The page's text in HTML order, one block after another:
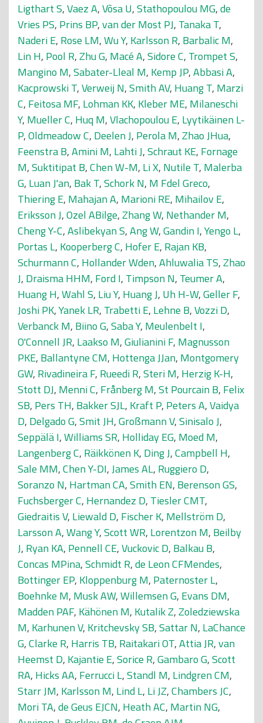
Ligthart S,Vaez A,Võsa U,Stathopoulou MG,de
Vries PS, Prins BP,van der Most PJ, Tanaka T,
Naderi E, Rose LM,Wu Y, Karlsson R, Barbalic M,
Lin H, Pool R,Zhu G, Macé A,Sidore C, Trompet S,
Mangino M,Sabater-Lleal M, Kemp JP,Abbasi A,
Kacprowski T,Verweij N,Smith AV, Huang T, Marzi
C, Feitosa MF, Lohman KK, Kleber ME, Milaneschi
Y, Mueller C, Huq M,Vlachopoulou E, Lyytikäinen L-
P,Oldmeadow C, Deelen J, Perola M,Zhao JHua,
Feenstra B,Amini M, Lahti J,Schraut KE, Fornage
M,Suktitipat B,Chen W-M, Li X, Nutile T, Malerba
G, Luan J'an, Bak T,Schork N, M Fdel Greco,
Thiering E, Mahajan A, Marioni RE, Mihailov E,
Eriksson J,Ozel ABilge,Zhang W, Nethander M,
Cheng Y-C,Aslibekyan S,Ang W,Gandin I,Yengo L,
Portas L, Kooperberg C, Hofer E, Rajan KB,
Schurmann C, Hollander Wden,Ahluwalia TS,Zhao
J, Draisma HHM, Ford I, Timpson N, Teumer A,
Huang H,Wahl S, Liu Y, Huang J, Uh H-W,Geller F,
Joshi PK,Yanek LR, Trabetti E, Lehne B,Vozzi D,
Verbanck M, Biino G,Saba Y, Meulenbelt I,
O'Connell JR, Laakso M,Giulianini F, Magnusson
PKE, Ballantyne CM, Hottenga JJan, Montgomery
GW, Rivadineira F, Rueedi R,Steri M, Herzig K-H,
Stott DJ, Menni C, Frånberg M,St Pourcain B, Felix
SB, Pers TH, Bakker SJL, Kraft P, Peters A,Vaidya
D, Delgado G,Smit JH,Großmann V,Sinisalo J,
Seppälä I,Williams SR, Holliday EG, Moed M,
Langenberg C, Räikkönen K, Ding J,Campbell H,
Sale MM,Chen Y-DI,James AL, Ruggiero D,
Soranzo N, Hartman CA,Smith EN, Berenson GS,
Fuchsberger C, Hernandez D, Tiesler CMT,
Giedraitis V, Liewald D, Fischer K, Mellström D,
Larsson A,Wang Y,Scott WR, Lorentzon M, Beilby
J, Ryan KA, Pennell CE,Vuckovic D, Balkau B,
Concas MPina,Schmidt R,de Leon CFMendes,
Bottinger EP, Kloppenburg M, Paternoster L,
Boehnke M, Musk AW,Willemsen G, Evans DM,
Madden PAF, Kähönen M, Kutalik Z,Zoledziewska
M, Karhunen V, Kritchevsky SB,Sattar N, LaChance
G,Clarke R, Harris TB, Raitakari OT,Attia JR,van
Heemst D, Kajantie E,Sorice R,Gambaro G,Scott
RA, Hicks AA, Ferrucci L,Standl M, Lindgren CM,
Starr JM, Karlsson M, Lind L, Li JZ,Chambers JC,
Mori TA,de Geus EJCN, Heath AC, Martin NG,